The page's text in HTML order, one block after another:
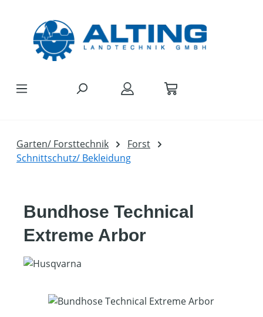
Garten/ Forsttechnik
Forst
Schnittschutz/ Bekleidung
Bundhose Technical
Extreme Arbor
Bildergalerie überspringen